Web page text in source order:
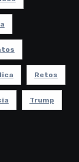
Retos
Trump